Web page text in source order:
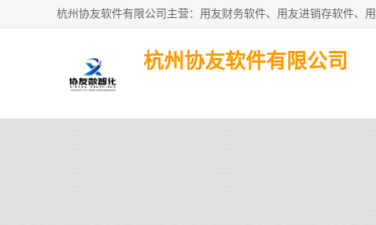
杭州协友软件有限公司